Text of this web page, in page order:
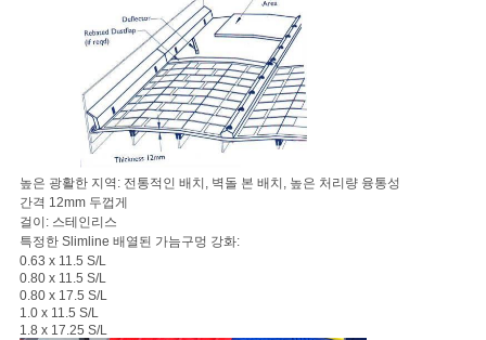
높은 광활한 지역: 전통적인 배치, 벽돌 본 배치, 높은 처리량 융통성
간격 12mm 두껍게
걸이: 스테인리스
특정한 Slimline 배열된 가늠구멍 강화:
0.63 x 11.5 S/L
0.80 x 11.5 S/L
0.80 x 17.5 S/L
1.0 x 11.5 S/L
1.8 x 17.25 S/L